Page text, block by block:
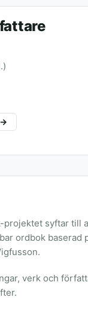
projektet syftar till
ordbok baserad
verk och